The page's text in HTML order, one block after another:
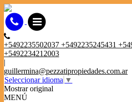
+5492235502037 +5492235245431
+5492234212003
|
guillermina@pezzatipropiedades.com.ar
Seleccionar idioma ▼
Mostrar original
MENÚ